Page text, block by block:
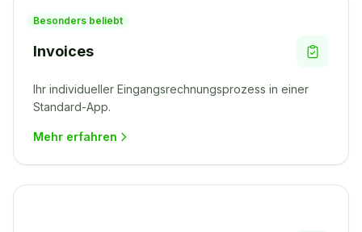
Besonders beliebt
Invoices
Ihr individueller Eingangsrechnungsprozess in einer
Standard-App.
Mehr erfahren